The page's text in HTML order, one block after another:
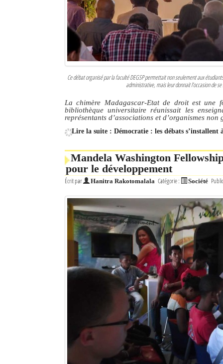
Ce débat organisé par la faculté DEGSP permettait non seulement aux
administrative, mais leur donnait l’occasion de
La chimère Madagascar-Etat de droit est
bibliothèque universitaire réunissait les
représentants d’associations et d’organismes non
Lire la suite : Démocratie : les débats s’installent
Mandela Washington
pour le développement
Écrit par Hanitra Rakotomalala Catégorie : Société